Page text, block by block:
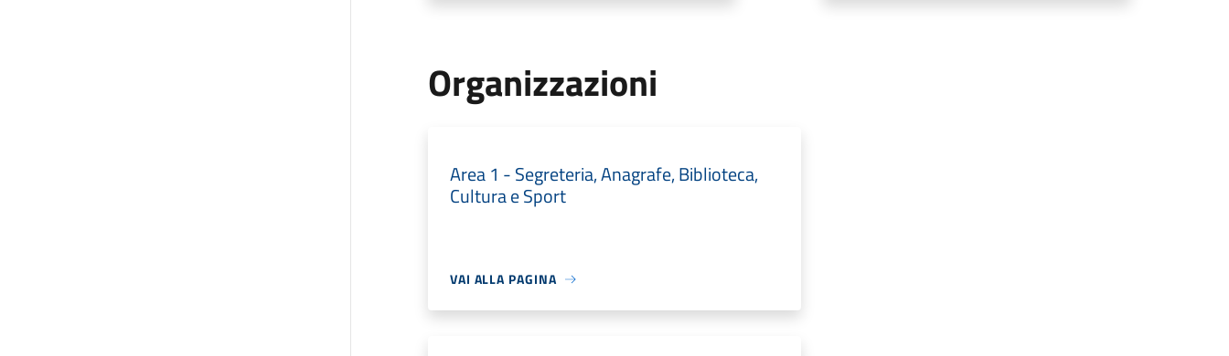
Organizzazioni
Area 1 - Segreteria, Anagrafe, Biblioteca,
Cultura e Sport
VAI ALLA PAGINA